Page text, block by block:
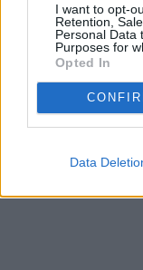
I want to opt-
Retention,
Personal Data
Purposes for
Opted In
Data